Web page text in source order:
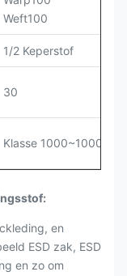
Weft100
1/2 Keperstof
30
Klasse 1000~10000
en
ESD zak, ESD
en zo om